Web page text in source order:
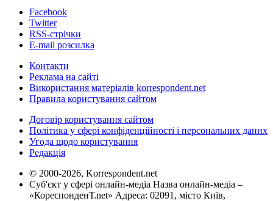
Facebook
Twitter
RSS-стрічки
E-mail розсилка
Контакти
Реклама на сайті
Використання матеріалів korrespondent.net
Правила користування сайтом
Договір користування сайтом
Політика у сфері конфіденційності і персональних даних
Угода щодо користування
Редакція
© 2000-2026, Korrespondent.net
Суб'єкт у сфері онлайн-медіа Назва онлайн-медіа –
«КореспонденТ.net» Адреса: 02091, місто Київ,